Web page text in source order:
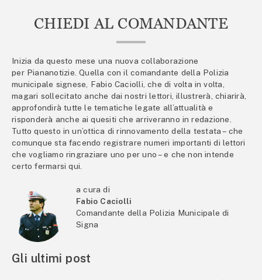
CHIEDI AL COMANDANTE
Inizia da questo mese una nuova collaborazione
per Piananotizie. Quella con il comandante della Polizia
municipale signese, Fabio Caciolli, che di volta in volta,
magari sollecitato anche dai nostri lettori, illustrerà, chiarirà,
approfondirà tutte le tematiche legate all’attualità e
risponderà anche ai quesiti che arriveranno in redazione.
Tutto questo in un’ottica di rinnovamento della testata – che
comunque sta facendo registrare numeri importanti di lettori
che vogliamo ringraziare uno per uno – e che non intende
certo fermarsi qui.
a cura di
Fabio Caciolli
Comandante della Polizia Municipale di
Signa
Gli ultimi post